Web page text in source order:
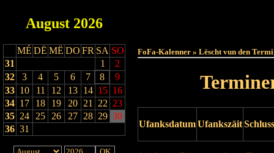
August 2026
MÉ DË MË DO FR SA SO
31
1
2
32
3 4 5 6 7 8
9
33 10 11 12 13 14 15 16
34 17 18 19 20 21 22 23
35 24 25 26 27 28 29 30
36 31
FoFa-Kalenner » Lëscht vun den
UfanksdatumUfankszäit